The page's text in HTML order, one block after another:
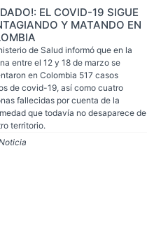
EL COVID-19 SIGUE
Y MATANDO EN
de Salud informó que en la
entre el 12 y 18 de marzo se
en Colombia 517 casos
de covid-19, así como cuatro
fallecidas por cuenta de la
que todavía no desaparece de
territorio.